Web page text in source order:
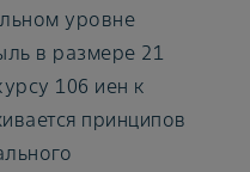
уровне
в размере 21
106 иен к
принципов